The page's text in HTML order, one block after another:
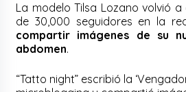
La modelo Tilsa Lozano volvió
de 30,000 seguidores en la
compartir imágenes de su
abdomen.
“Tatto night” escribió la